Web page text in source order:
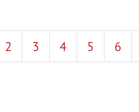
2 3 4 5 6